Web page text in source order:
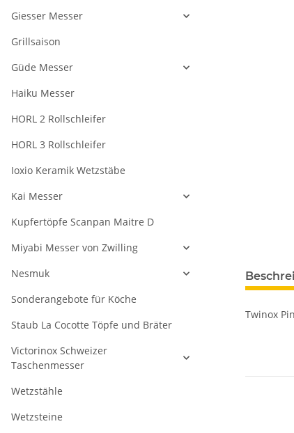
Twinox
Giesser Messer
Grillsaison
Güde Messer
Haiku Messer
HORL 2 Rollschleifer
HORL 3 Rollschleifer
Ioxio Keramik Wetzstäbe
Kai Messer
Kupfertöpfe Scanpan Maitre D
Miyabi Messer von Zwilling
Nesmuk
Sonderangebote für Köche
Staub La Cocotte Töpfe und Bräter
Victorinox Schweizer
Taschenmesser
Wetzstähle
Wetzsteine